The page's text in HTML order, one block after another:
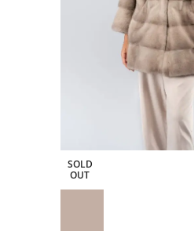
SOLD
OUT